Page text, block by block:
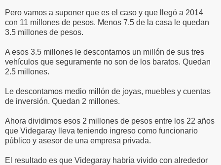
Pero vamos a suponer que es el caso y que llegó a 2014
con 11 millones de pesos. Menos 7.5 de la casa le quedan
3.5 millones de pesos.
A esos 3.5 millones le descontamos un millón de sus tres
vehículos que seguramente no son de los baratos. Quedan
2.5 millones.
Le descontamos medio millón de joyas, muebles y cuentas
de inversión. Quedan 2 millones.
Ahora dividimos esos 2 millones de pesos entre los 22 años
que Videgaray lleva teniendo ingreso como funcionario
público y asesor de una empresa privada.
El resultado es que Videgaray habría vivido con alrededor